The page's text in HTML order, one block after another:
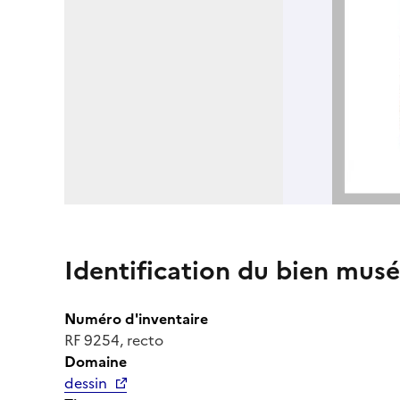
Identification du bien
Numéro d'inventaire
RF 9254, recto
Domaine
dessin